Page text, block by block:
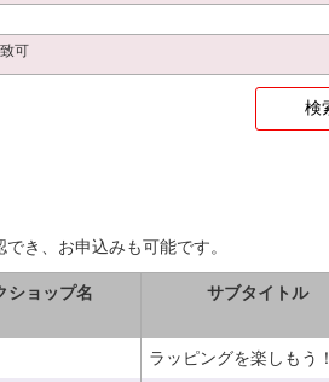
可
き、お申込みも可能です。
ショップ名 サブタイトル
ラッピングを楽しもう！